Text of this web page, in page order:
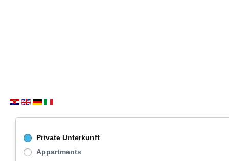
Private Unterkunft
Appartments